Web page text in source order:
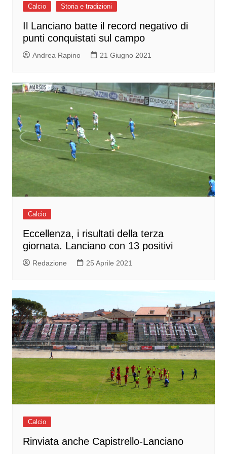
Calcio Storia e tradizioni
Il Lanciano batte il record negativo di
punti conquistati sul campo
Andrea Rapino 21 Giugno 2021
Calcio
Eccellenza, i risultati della terza
giornata. Lanciano con 13 positivi
Redazione 25 Aprile 2021
Calcio
Rinviata anche Capistrello-Lanciano